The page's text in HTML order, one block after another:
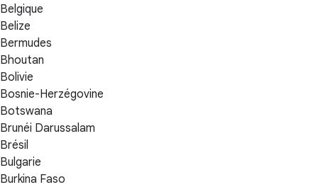
Belgique
Belize
Bermudes
Bhoutan
Bolivie
Bosnie-Herzégovine
Botswana
Brunéi Darussalam
Brésil
Bulgarie
Burkina Faso